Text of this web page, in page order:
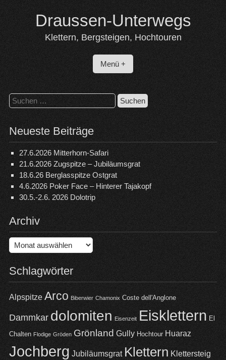
content
Draussen-Unterwegs
Klettern, Bergsteigen, Hochtouren
Menü +
Suchen
nach:
Neueste Beiträge
27.6.2026 Mitterhorn-Safari
21.6.2026 Zugspitze – Jubiläumsgrat
18.6.26 Berglasspitze Ostgrat
4.6.2026 Poker Face – Hinterer Tajakopf
30.5.-2.6. 2026 Dolotrip
Archiv
Archiv
Schlagwörter
Alpspitze Arco Biberwier Chamonix Coste dell'Anglone
Dammkar dolomiten Eisenzeit Eisklettern El
Chalten Flodige Gröden Grönland Gully Hochtour Huaraz
Jochberg Jubiläumsgrat Klettern Klettersteig